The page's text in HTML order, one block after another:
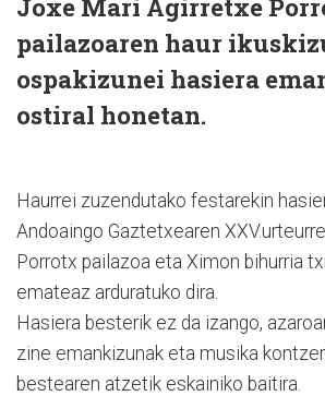
Joxe Mari Agirretxe
pailazoaren haur
ospakizunei hasiera
ostiral honetan.
Haurrei zuzendutako festarekin
Andoaingo Gaztetxearen
Porrotx pailazoa eta Ximon bihurria
emateaz arduratuko dira.
Hasiera besterik ez da izango,
zine emankizunak eta musika
bestearen atzetik eskainiko baitira.